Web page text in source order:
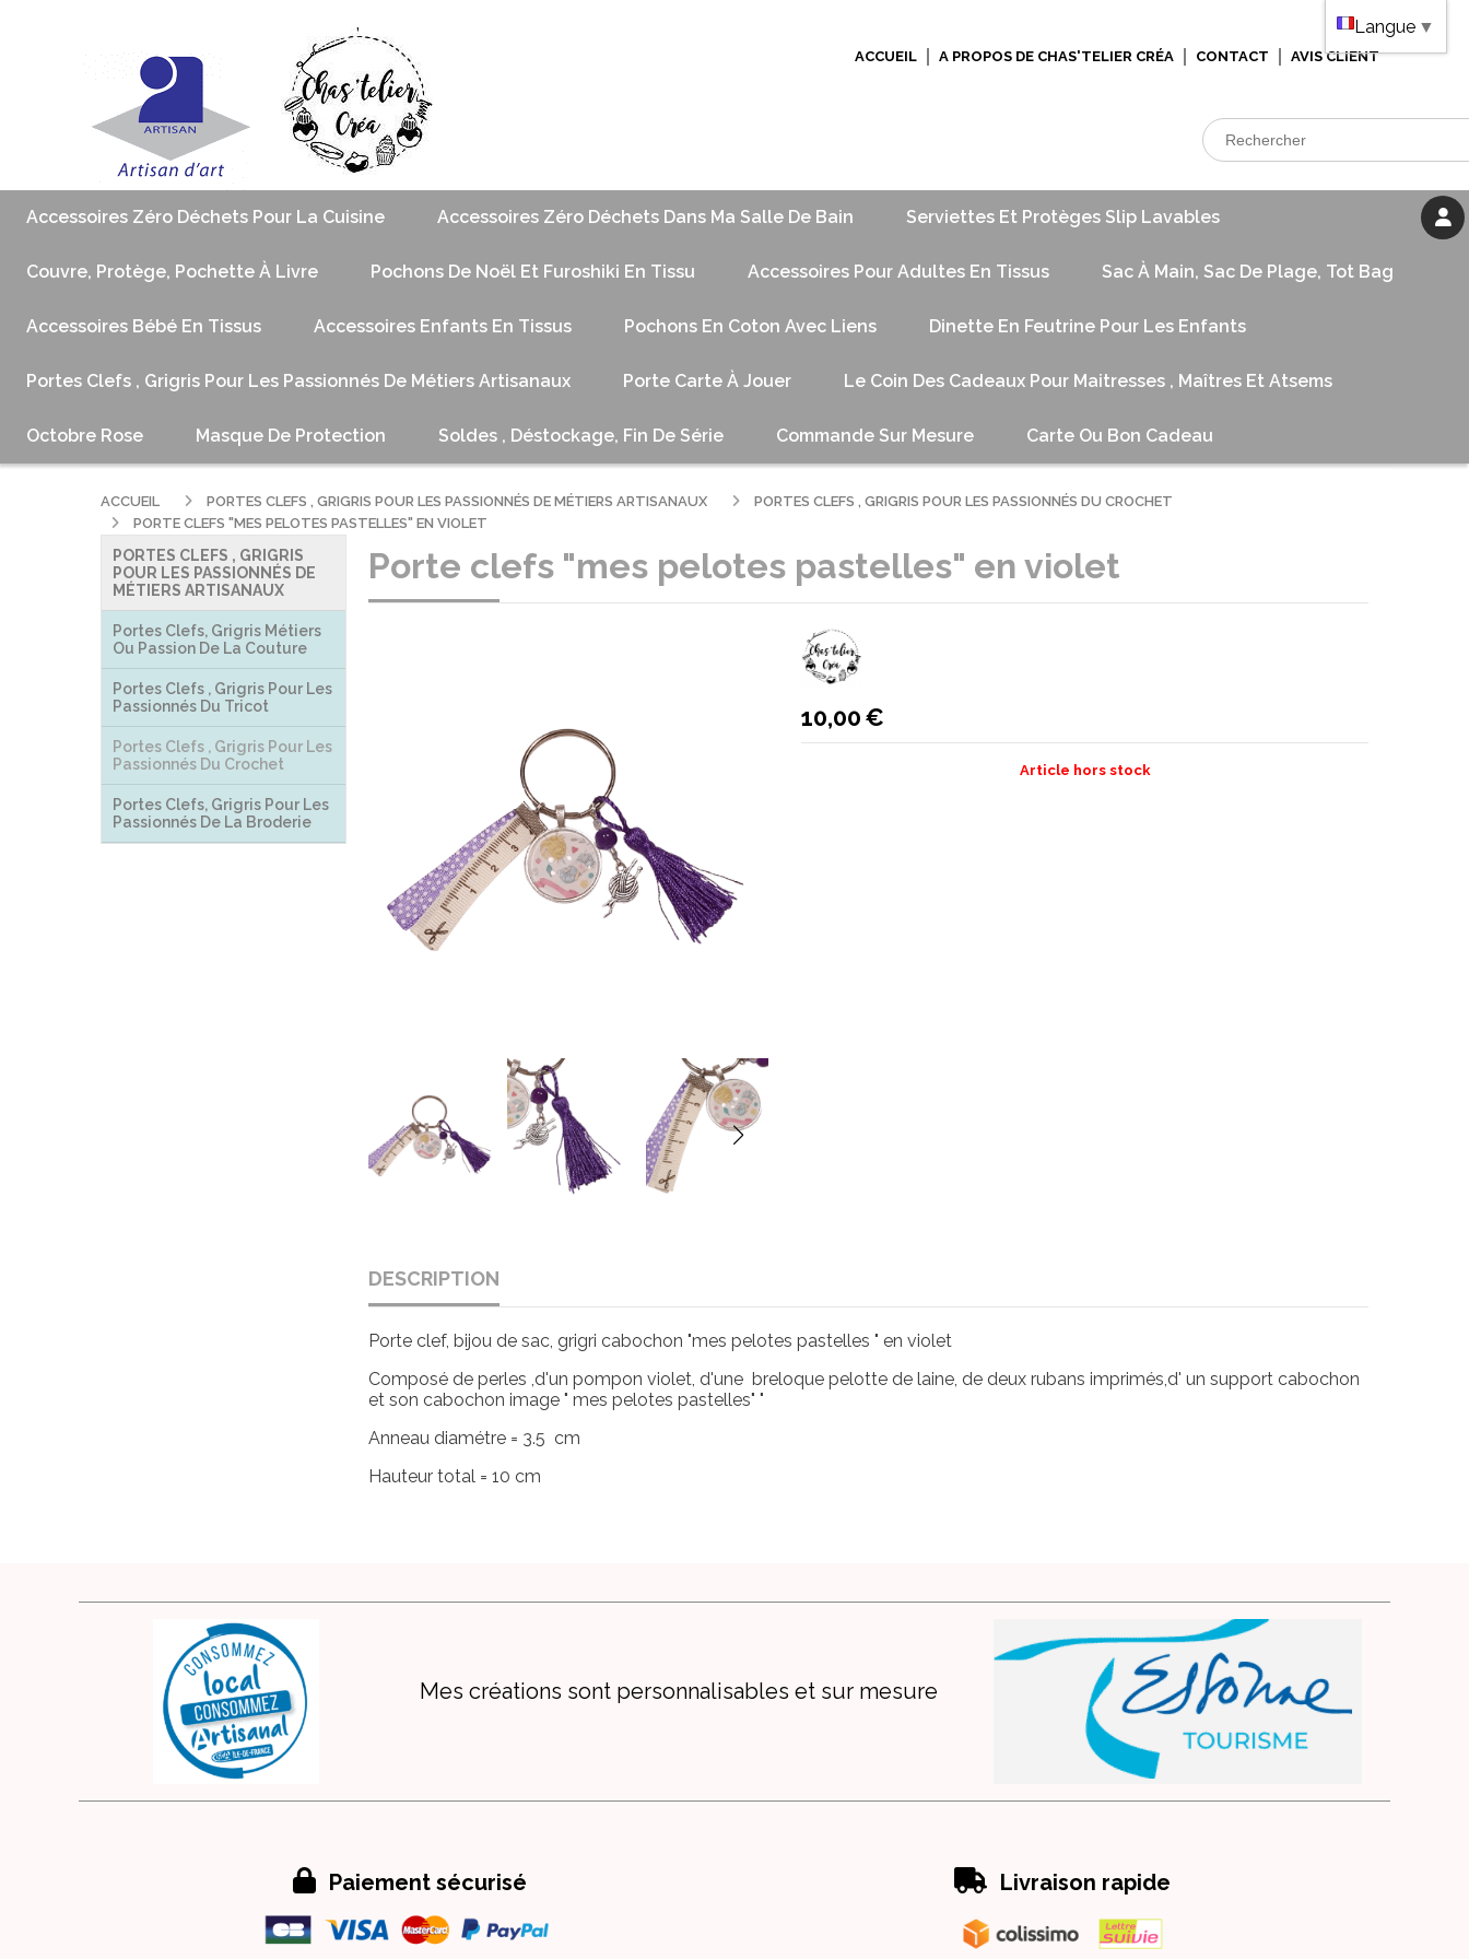
ACCUEIL A PROPOS DE CHAS'TELIER CRÉA CONTACT AVIS CLIENT
Accessoires Zéro Déchets Pour La Cuisine Accessoires Zéro Déchets Dans Ma Salle De Bain Serviettes Et Protèges Slip Lavables
Couvre, Protège, Pochette À Livre Pochons De Noël Et Furoshiki En Tissu Accessoires Pour Adultes En Tissus Sac À Main, Sac De Plage, Tot Bag
Accessoires Bébé En Tissus Accessoires Enfants En Tissus Pochons En Coton Avec Liens Dinette En Feutrine Pour Les Enfants
Portes Clefs , Grigris Pour Les Passionnés De Métiers Artisanaux Porte Carte À Jouer Le Coin Des Cadeaux Pour Maitresses , Maîtres Et Atsems
Octobre Rose Masque De Protection Soldes , Déstockage, Fin De Série Commande Sur Mesure Carte Ou Bon Cadeau
PORTES CLEFS , GRIGRIS
POUR LES PASSIONNÉS DE
MÉTIERS ARTISANAUX
Portes Clefs, Grigris Métiers
Ou Passion De La Couture
Portes Clefs , Grigris Pour Les
Passionnés Du Tricot
Portes Clefs , Grigris Pour Les
Passionnés Du Crochet
Portes Clefs, Grigris Pour Les
Passionnés De La Broderie
ACCUEIL PORTES CLEFS , GRIGRIS POUR LES PASSIONNÉS DE MÉTIERS ARTISANAUX
PORTES CLEFS , GRIGRIS POUR LES PASSIONNÉS DU CROCHET
PORTE CLEFS "MES PELOTES PASTELLES" EN VIOLET
Porte clefs "mes pelotes pastelles" en violet
10,00€
Article hors stock
DESCRIPTION
Porte clef, bijou de sac, grigri cabochon "mes pelotes pastelles " en violet
Composé de perles ,d'un pompon violet, d'une breloque pelotte de laine, de deux rubans imprimés,d' un support cabochon
et son cabochon image " mes pelotes pastelles" "
Anneau diamétre = 3.5 cm
Hauteur total = 10 cm
Mes créations sont personnalisables et sur mesure
 Paiement sécurisé  Livraison rapide
Langue ▼